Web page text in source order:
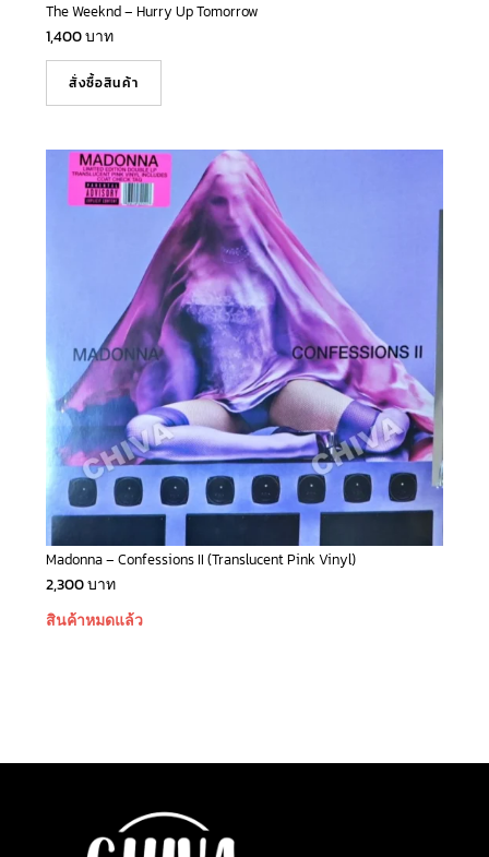
The Weeknd – Hurry Up Tomorrow
1,400บาท
สั่งซื้อสินค้า
Madonna – Confessions II (Translucent Pink Vinyl)
2,300บาท
สินค้าหมดแล้ว